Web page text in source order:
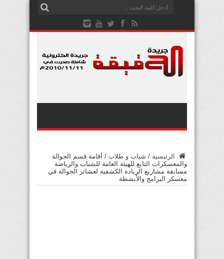
الرئيسية / شباب و طلاب / أقامة قسم الجوالة
والمعسكرات التابع للهيئة العامة للشباب والرياضة
مسابقة مشاريع الريادة الكشفية لعشائر الجوالة في
معسكر البرامج والأنشطة